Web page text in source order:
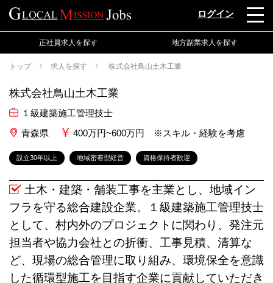
ログイン
正社員求人を探す 地方副業求人を探す
トップ 求人を探す 株式会社鳥山土木工業
株式会社鳥山土木工業
１級建築施工管理技士
青森県
400万円~600万円 ※スキル・経験を考慮
設立30年以上 地域密着型経営 資格保持者歓迎
土木・建築・舗装工事を主業とし、地域イン
フラを守る総合建設企業。１級建築施工管理技士
として、村内外のプロジェクトに関わり、発注元
担当者や協力会社との折衝、工事見積、清算な
ど、現場の総合管理に取り組み、環境保全を意識
した循環型施工を目指す企業に貢献していただき